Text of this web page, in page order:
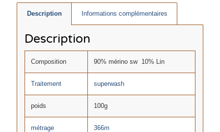
Description Informations complémentaires
Description
Composition 90% mérino sw 10% Lin
Traitement superwash
poids 100g
métrage 366m